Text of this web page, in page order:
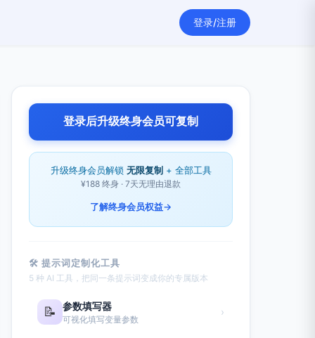
登录/注册
登录后升级终身会员可复制
升级终身会员解锁 无限复制 + 全部工具
¥188 终身 · 7天无理由退款
了解终身会员权益→
🛠 提示词定制化工具
5 种 AI 工具，把同一条提示词变成你的专属版本
📝 参数填写器
可视化填写变量参数
›